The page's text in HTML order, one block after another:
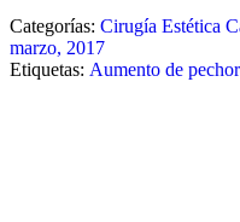
Categorías: Cirugía Estética
marzo, 2017
Etiquetas: Aumento de pecho